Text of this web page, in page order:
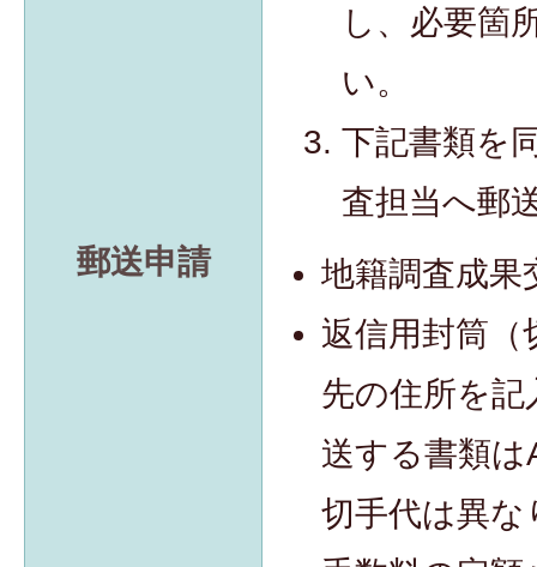
郵送申請
し、必要箇
い。
下記書類を
査担当へ郵
地籍調査成果
返信用封筒（
先の住所を
送する書類
切手代は異な